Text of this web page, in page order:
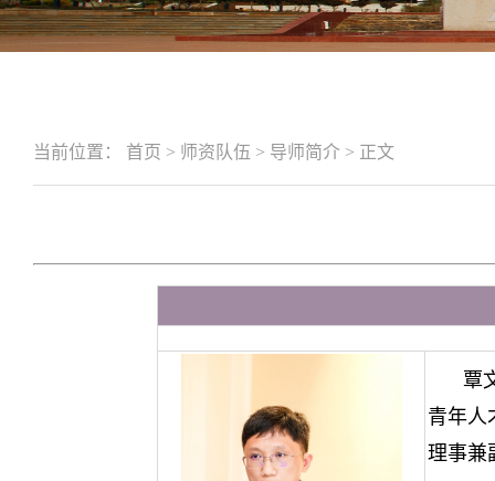
当前位置： 首页 > 师资队伍 > 导师简介 > 正文
覃
青年人
理事兼